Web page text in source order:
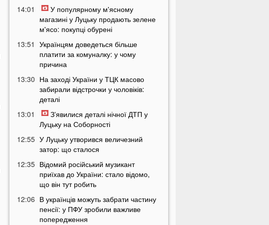
14:01
У популярному м'ясному
магазині у Луцьку продають зелене
м'ясо: покупці обурені
13:51
Українцям доведеться більше
платити за комуналку: у чому
причина
13:30 На заході України у ТЦК масово
забирали відстрочки у чоловіків:
деталі
13:01
Зʼявилися деталі нічної ДТП у
Луцьку на Соборності
12:55 У Луцьку утворився величезний
затор: що сталося
12:35 Відомий російський музикант
приїхав до України: стало відомо,
що він тут робить
12:06 В українців можуть забрати частину
пенсії: у ПФУ зробили важливе
попередження